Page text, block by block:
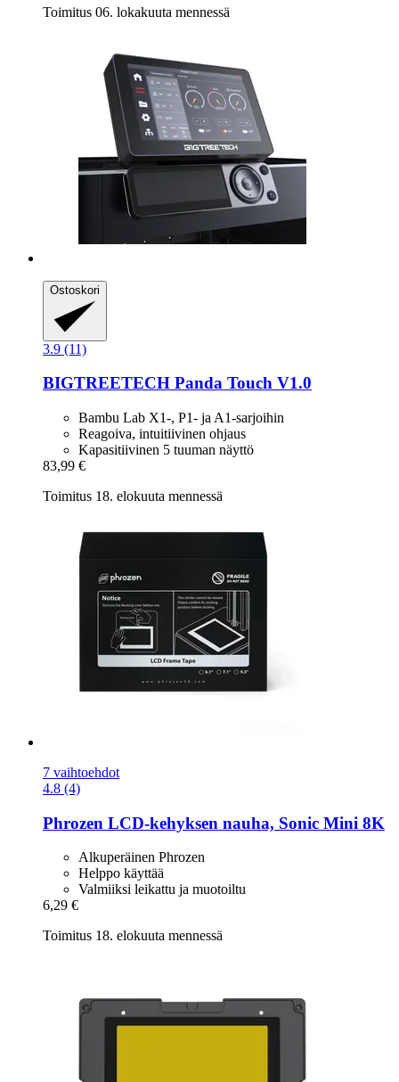
Toimitus 06. lokakuuta mennessä
Ostoskori
3.9 (11)
BIGTREETECH Panda Touch V1.0
Bambu Lab X1-, P1- ja A1-sarjoihin
Reagoiva, intuitiivinen ohjaus
Kapasitiivinen 5 tuuman näyttö
83,99 €
Toimitus 18. elokuuta mennessä
7 vaihtoehdot
4.8 (4)
Phrozen LCD-​kehyksen nauha, Sonic Mini 8K
Alkuperäinen Phrozen
Helppo käyttää
Valmiiksi leikattu ja muotoiltu
6,29 €
Toimitus 18. elokuuta mennessä